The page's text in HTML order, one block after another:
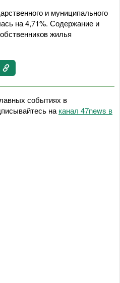
и муниципального
на 4,71%. Содержание и
жилья
событиях в
на канал 47news в